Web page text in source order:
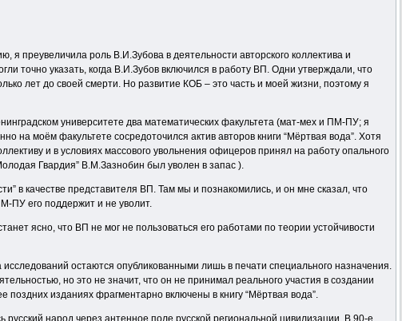
преувеличила роль В.И.Зубова в деятельности авторского коллектива и
точно указать, когда В.И.Зубов включился в работу ВП. Одни утверждали, что
лет до своей смерти. Но развитие КОБ – это часть и моей жизни, поэтому я
университете два математических факультета (мат-мех и ПМ-ПУ; я
на моём факультете сосредоточился актив авторов книги “Мёртвая вода”. Хотя
и в условиях массового увольнения офицеров принял на работу опального
Гвардия” В.М.Зазнобин был уволен в запас ).
в качестве представителя ВП. Там мы и познакомились, и он мне сказал, что
ПУ его поддержит и не уволит.
ясно, что ВП не мог не пользоваться его работами по теории устойчивости
остаются опубликованными лишь в печати специального назначения.
но это не значит, что он не принимал реального участия в создании
поздних изданиях фрагментарно включены в книгу “Мёртвая вода”.